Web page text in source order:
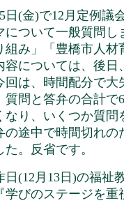
(金)で12月定例議
について一般質問
組み」「豊橋市人材
容については、後
は、時間配分で大
質問と答弁の合計で
なり、いくつか質
の途中で時間切れの
た。反省です。
(12月13日)の福祉
学びのステージを